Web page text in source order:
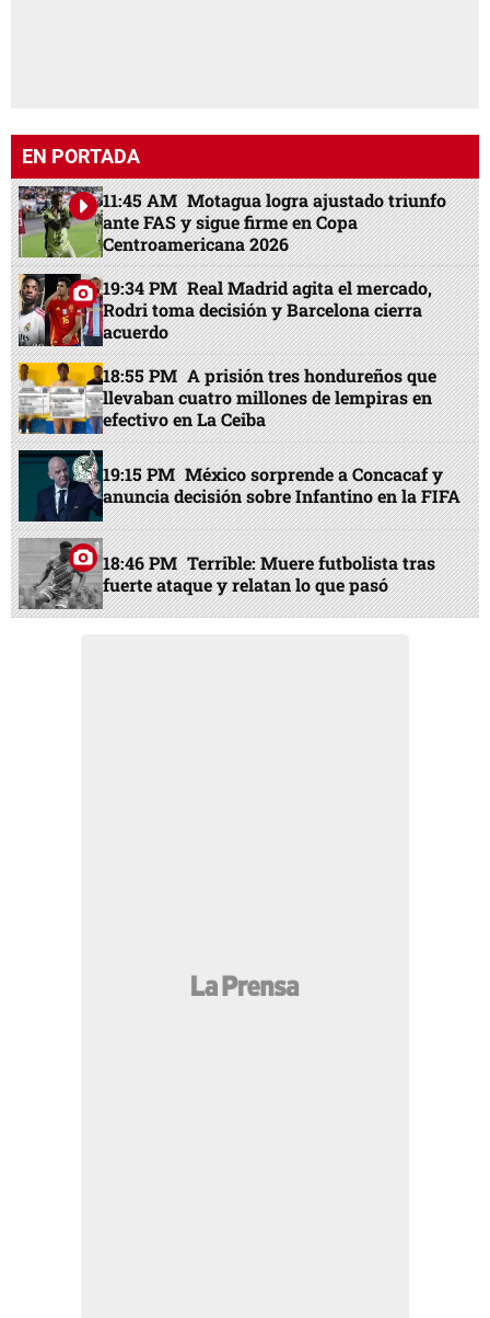
EN PORTADA
11:45 AM Motagua logra ajustado triunfo
ante FAS y sigue firme en Copa
Centroamericana 2026
19:34 PM Real Madrid agita el mercado,
Rodri toma decisión y Barcelona cierra
acuerdo
18:55 PM A prisión tres hondureños que
llevaban cuatro millones de lempiras en
efectivo en La Ceiba
19:15 PM México sorprende a Concacaf y
anuncia decisión sobre Infantino en la FIFA
18:46 PM Terrible: Muere futbolista tras
fuerte ataque y relatan lo que pasó